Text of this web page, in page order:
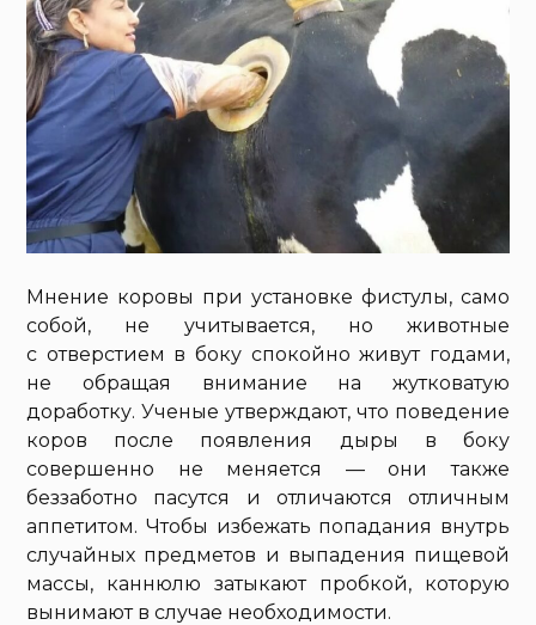
Мнение коровы при установке фистулы, само
собой, не учитывается, но животные
с отверстием в боку спокойно живут годами,
не обращая внимание на жутковатую
доработку. Ученые утверждают, что поведение
коров после появления дыры в боку
совершенно не меняется — они также
беззаботно пасутся и отличаются отличным
аппетитом. Чтобы избежать попадания внутрь
случайных предметов и выпадения пищевой
массы, каннюлю затыкают пробкой, которую
вынимают в случае необходимости.